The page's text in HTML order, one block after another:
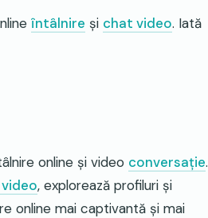
întâlnire și chat video. Iată
online și video conversație.
, explorează profiluri și
online mai captivantă și mai